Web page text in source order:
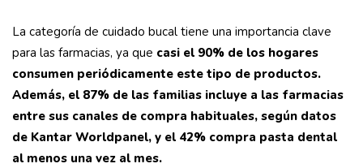
La categoría de cuidado bucal tiene una importancia clave
para las farmacias, ya que casi el 90% de los hogares
consumen periódicamente este tipo de productos.
Además, el 87% de las familias incluye a las farmacias
entre sus canales de compra habituales, según datos
de Kantar Worldpanel, y el 42% compra pasta dental
al menos una vez al mes.